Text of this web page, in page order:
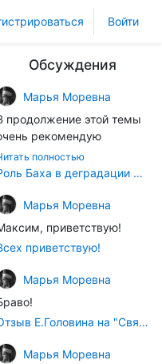
Войти
Обсуждения
Марья Моревна
продолжение этой темы
рекомендую
"Музыка в
культуры" (автор -
Пресс, 1994 год).
некоторые выдержки:
шкала в
древних греков
в соответствии с
опытным
частотными
(т.е.
полностью
Роль Баха в деградации музыки
Марья Моревна
приветствую!
приветствую!
Марья Моревна
Отзыв Е.Головина на "Священную Артанию" (2005)
Марья Моревна